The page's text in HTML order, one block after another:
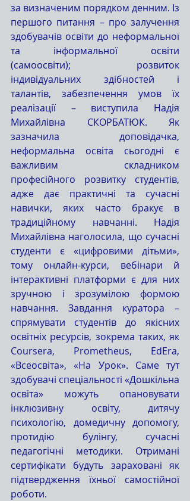
за визначеним порядком денним. Із
першого питання – про залучення
здобувачів освіти до неформальної
та інформальної освіти
(самоосвіти); розвиток
індивідуальних здібностей і
талантів, забезпечення умов їх
реалізації – виступила Надія
Михайлівна СКОРБАТЮК. Як
зазначила доповідачка,
неформальна освіта сьогодні є
важливим складником
професійного розвитку студентів,
адже дає практичні та сучасні
навички, яких часто бракує в
традиційному навчанні. Надія
Михайлівна наголосила, що сучасні
студенти є «цифровими дітьми»,
тому онлайн-курси, вебінари й
інтерактивні платформи є для них
зручною і зрозумілою формою
навчання. Завдання куратора –
спрямувати студентів до якісних
освітніх ресурсів, зокрема таких, як
Coursera, Prometheus, EdEra,
«Всеосвіта», «На Урок». Саме тут
здобувачі спеціальності «Дошкільна
освіта» можуть опановувати
інклюзивну освіту, дитячу
психологію, домедичну допомогу,
протидію булінгу, сучасні
педагогічні методики. Отримані
сертифікати будуть зараховані як
підтвердження їхньої самостійної
роботи.